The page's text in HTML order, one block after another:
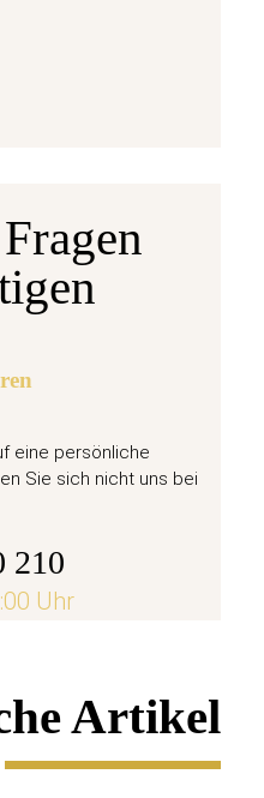
eine persönliche
Sie sich nicht uns bei
210
Uhr
Artikel